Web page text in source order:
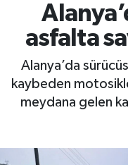
asfalta
Alanya’da
kaybeden
meydana gelen
Diğer
Dünya
Ekonomi
Haber Arşivi